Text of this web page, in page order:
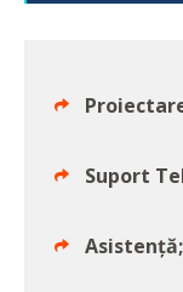
Suport
Asistență;